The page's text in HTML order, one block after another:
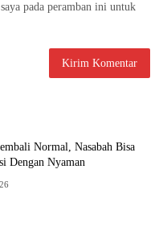
pada peramban ini untuk
Normal, Nasabah Bisa
Dengan Nyaman